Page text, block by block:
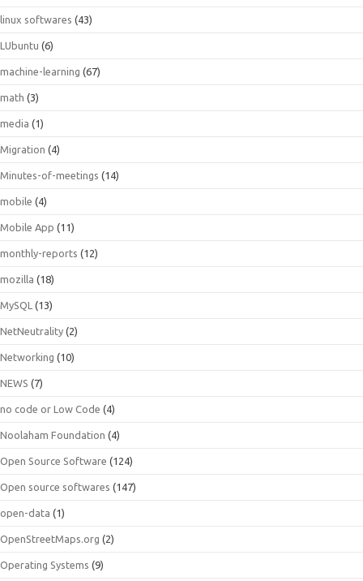
linux softwares (43)
LUbuntu (6)
machine-learning (67)
math (3)
media (1)
Migration (4)
Minutes-of-meetings (14)
mobile (4)
Mobile App (11)
monthly-reports (12)
mozilla (18)
MySQL (13)
NetNeutrality (2)
Networking (10)
NEWS (7)
no code or Low Code (4)
Noolaham Foundation (4)
Open Source Software (124)
Open source softwares (147)
open-data (1)
OpenStreetMaps.org (2)
Operating Systems (9)